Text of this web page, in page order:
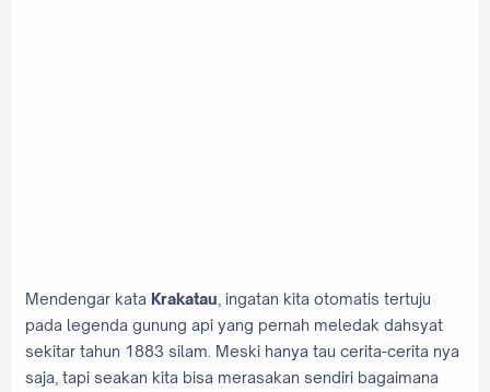
Mendengar kata Krakatau , ingatan kita otomatis tertuju
pada legenda gunung api yang pernah meledak dahsyat
sekitar tahun 1883 silam. Meski hanya tau cerita-cerita nya
saja, tapi seakan kita bisa merasakan sendiri bagaimana